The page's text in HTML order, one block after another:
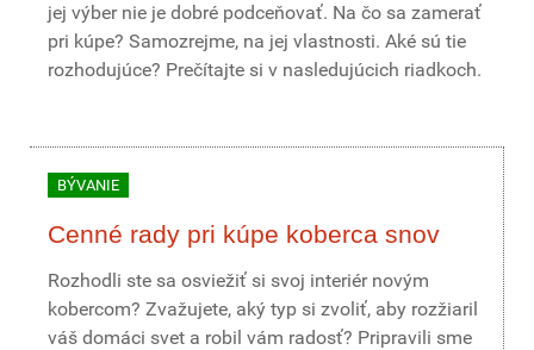
jej výber nie je dobré podceňovať. Na čo sa zamerať
pri kúpe? Samozrejme, na jej vlastnosti. Aké sú tie
rozhodujúce? Prečítajte si v nasledujúcich riadkoch.
BÝVANIE
Cenné rady pri kúpe koberca snov
Rozhodli ste sa osviežiť si svoj interiér novým
kobercom? Zvažujete, aký typ si zvoliť, aby rozžiaril
váš domáci svet a robil vám radosť? Pripravili sme